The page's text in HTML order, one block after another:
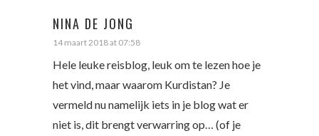
NINA DE JONG
14 maart 2018 at 07:58
Hele leuke reisblog, leuk om te lezen hoe je
het vind, maar waarom Kurdistan? Je
vermeld nu namelijk iets in je blog wat er
niet is, dit brengt verwarring op… (of je